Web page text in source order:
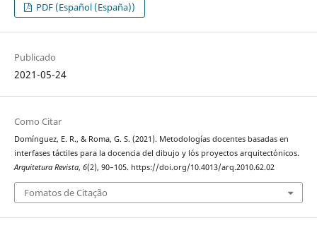
PDF (Español (España))
Publicado
2021-05-24
Como Citar
Domínguez, E. R., & Roma, G. S. (2021). Metodologías docentes basadas en
interfases táctiles para la docencia del dibujo y lós proyectos arquitectónicos.
Arquitetura Revista, 6(2), 90–105. https://doi.org/10.4013/arq.2010.62.02
Fomatos de Citação